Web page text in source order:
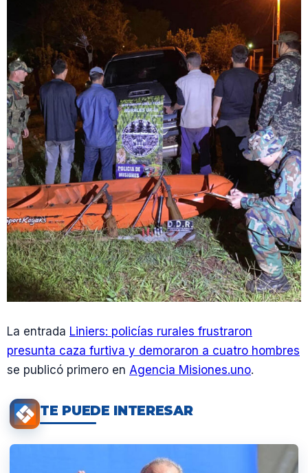
La entrada Liniers: policías rurales frustraron
presunta caza furtiva y demoraron a cuatro hombres
se publicó primero en Agencia Misiones.uno.
TE PUEDE INTERESAR